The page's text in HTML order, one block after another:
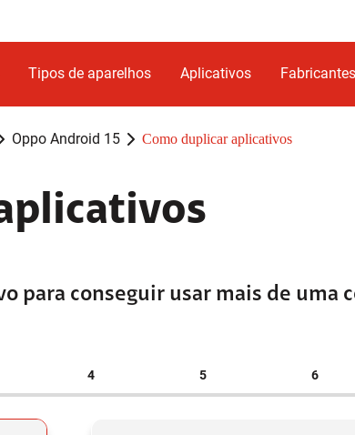
Tipos de aparelhos Aplicativos Fabricantes
Oppo Android 15 Como duplicar aplicativos
para conseguir usar mais de uma
4 5 6